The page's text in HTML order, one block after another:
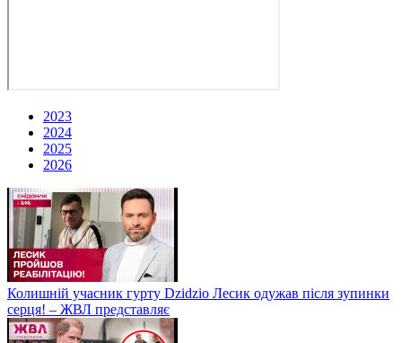
2023
2024
2025
2026
Колишній учасник гурту Dzidzio Лесик одужав після зупинки
серця! – ЖВЛ представляє